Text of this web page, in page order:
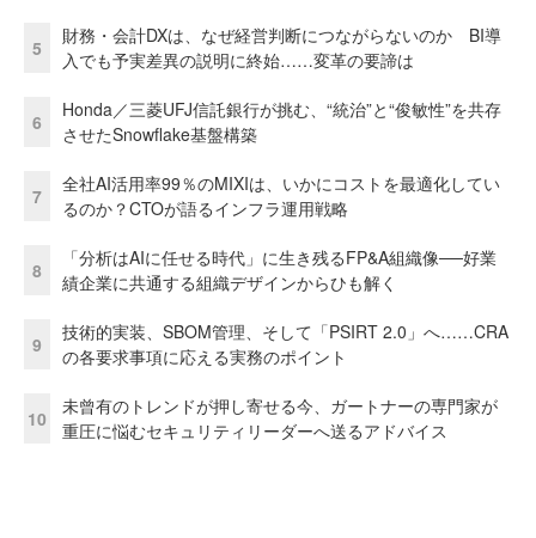
5
財務・会計DXは、なぜ経営判断につながらないのか BI導
入でも予実差異の説明に終始……変革の要諦は
6
Honda／三菱UFJ信託銀行が挑む、“統治”と“俊敏性”を共存
させたSnowflake基盤構築
7
全社AI活用率99％のMIXIは、いかにコストを最適化してい
るのか？CTOが語るインフラ運用戦略
8
「分析はAIに任せる時代」に生き残るFP&A組織像──好業
績企業に共通する組織デザインからひも解く
9
技術的実装、SBOM管理、そして「PSIRT 2.0」へ……CRA
の各要求事項に応える実務のポイント
10
未曾有のトレンドが押し寄せる今、ガートナーの専門家が
重圧に悩むセキュリティリーダーへ送るアドバイス